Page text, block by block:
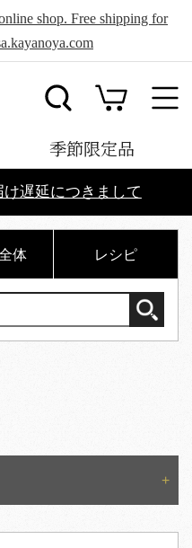
shop. Free shipping for
季節限定品
遅延につきまして
体 レシピ